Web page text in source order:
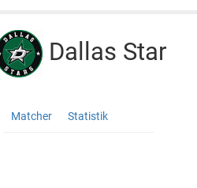
Dallas Star
Star
cupid=39830&id=186475
Matcher Statistik